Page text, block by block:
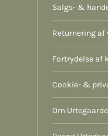
Salgs- &
Returnering af
Fortrydelse af
Cookie- &
Om